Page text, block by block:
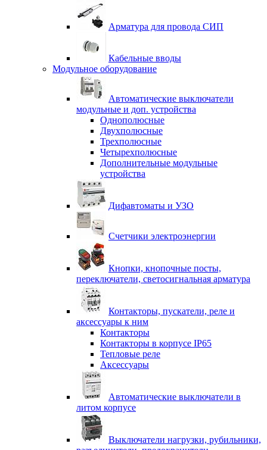
Арматура для провода СИП
Кабельные вводы
Модульное оборудование
Автоматические выключатели
модульные и доп. устройства
Однополюсные
Двухполюсные
Трехполюсные
Четырехполюсные
Дополнительные модульные
устройства
Дифавтоматы и УЗО
Счетчики электроэнергии
Кнопки, кнопочные посты,
переключатели, светосигнальная арматура
Контакторы, пускатели, реле и
аксессуары к ним
Контакторы
Контакторы в корпусе IP65
Тепловые реле
Аксессуары
Автоматические выключатели в
литом корпусе
Выключатели нагрузки, рубильники,